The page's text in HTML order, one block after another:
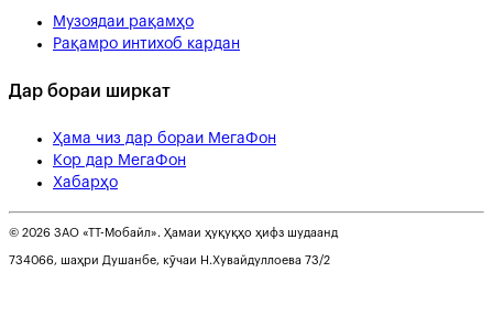
Музоядаи рақамҳо
Рақамро интихоб кардан
Дар бораи ширкат
Ҳама чиз дар бораи МегаФон
Кор дар МегаФон
Хабарҳо
© 2026 ЗАО «ТТ-Мобайл». Ҳамаи ҳуқуқҳо ҳифз шудаанд
734066, шаҳри Душанбе, кӯчаи Н.Хувайдуллоева 73/2